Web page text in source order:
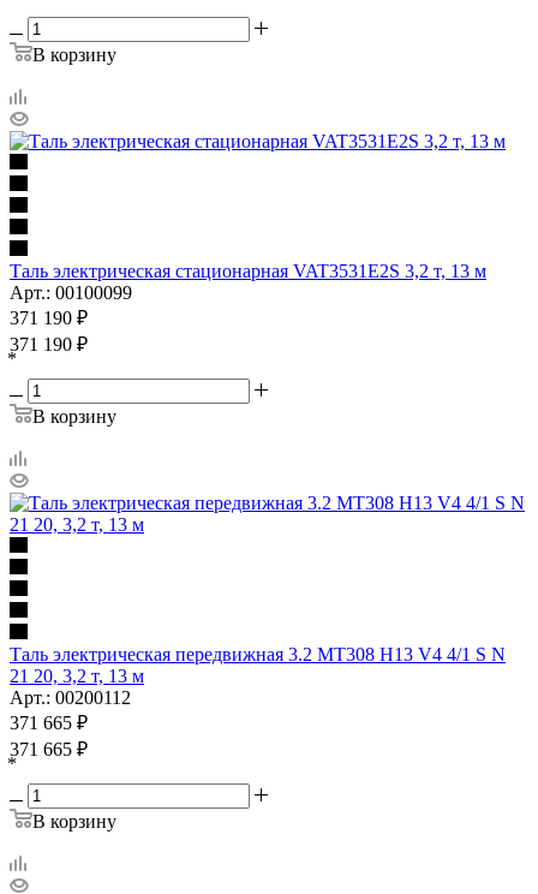
В корзину
Таль электрическая стационарная VAT3531E2S 3,2 т, 13 м
Арт.: 00100099
371 190 ₽
371 190 ₽
*
В корзину
Таль электрическая передвижная 3.2 MT308 H13 V4 4/1 S N
21 20, 3,2 т, 13 м
Арт.: 00200112
371 665 ₽
371 665 ₽
*
В корзину